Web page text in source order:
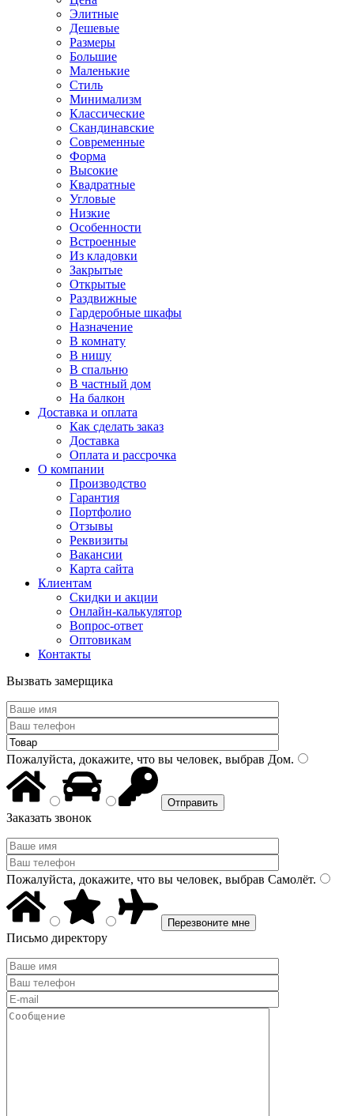
Элитные
Дешевые
Размеры
Большие
Маленькие
Стиль
Минимализм
Классические
Скандинавские
Современные
Форма
Высокие
Квадратные
Угловые
Низкие
Особенности
Встроенные
Из кладовки
Закрытые
Открытые
Раздвижные
Гардеробные шкафы
Назначение
В комнату
В нишу
В спальню
В частный дом
На балкон
Доставка и оплата
Как сделать заказ
Доставка
Оплата и рассрочка
О компании
Производство
Гарантия
Портфолио
Отзывы
Реквизиты
Вакансии
Карта сайта
Клиентам
Скидки и акции
Онлайн-калькулятор
Вопрос-ответ
Оптовикам
Контакты
Вызвать замерщика
Пожалуйста, докажите, что вы человек, выбрав Дом.
Заказать звонок
Пожалуйста, докажите, что вы человек, выбрав Самолёт.
Письмо директору